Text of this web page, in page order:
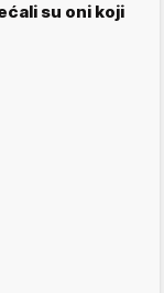
su oni koji